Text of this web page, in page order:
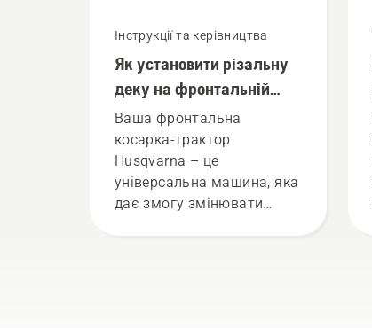
Інструкції та керівництва
Як установити різальну
деку на фронтальній
косарці-тракторі
Husqvarna
Ваша фронтальна
косарка-трактор
Husqvarna – це
універсальна машина, яка
дає змогу змінювати